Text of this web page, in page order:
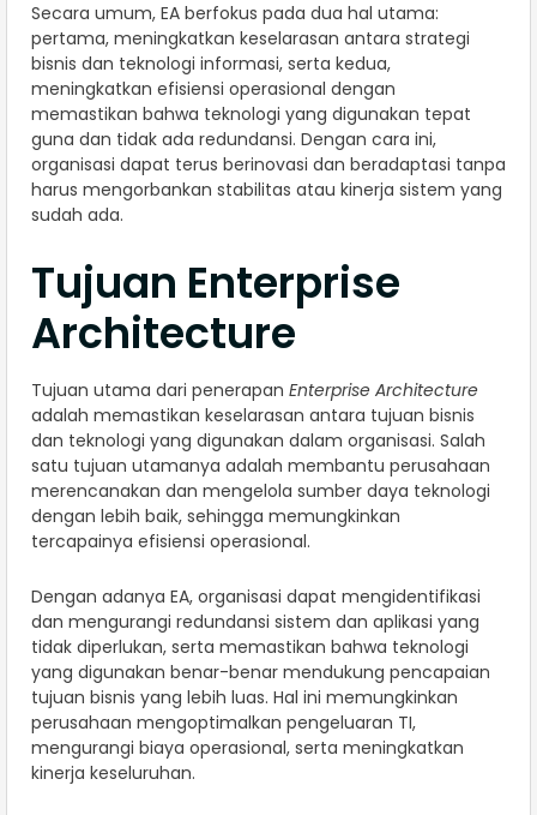
Secara umum, EA berfokus pada dua hal utama:
pertama, meningkatkan keselarasan antara strategi
bisnis dan teknologi informasi, serta kedua,
meningkatkan efisiensi operasional dengan
memastikan bahwa teknologi yang digunakan tepat
guna dan tidak ada redundansi. Dengan cara ini,
organisasi dapat terus berinovasi dan beradaptasi tanpa
harus mengorbankan stabilitas atau kinerja sistem yang
sudah ada.
Tujuan Enterprise
Architecture
Tujuan utama dari penerapan Enterprise Architecture
adalah memastikan keselarasan antara tujuan bisnis
dan teknologi yang digunakan dalam organisasi. Salah
satu tujuan utamanya adalah membantu perusahaan
merencanakan dan mengelola sumber daya teknologi
dengan lebih baik, sehingga memungkinkan
tercapainya efisiensi operasional.
Dengan adanya EA, organisasi dapat mengidentifikasi
dan mengurangi redundansi sistem dan aplikasi yang
tidak diperlukan, serta memastikan bahwa teknologi
yang digunakan benar-benar mendukung pencapaian
tujuan bisnis yang lebih luas. Hal ini memungkinkan
perusahaan mengoptimalkan pengeluaran TI,
mengurangi biaya operasional, serta meningkatkan
kinerja keseluruhan.